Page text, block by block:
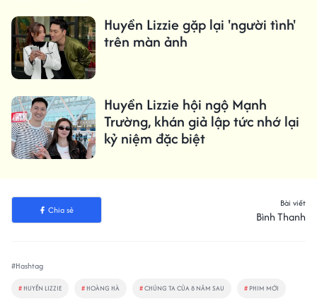
Huyền Lizzie gặp lại 'người tình'
trên màn ảnh
Huyền Lizzie hội ngộ Mạnh
Trường, khán giả lập tức nhớ lại
kỷ niệm đặc biệt
Chia sẻ
Bài viết
Bình Thanh
#Hashtag
# HUYỀN LIZZIE # HOÀNG HÀ #CHÚNG TA CỦA 8 NĂM SAU # PHIM MỚI